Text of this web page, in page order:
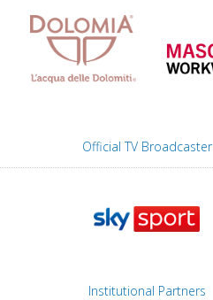
Official TV Broadcaster
Institutional Partners